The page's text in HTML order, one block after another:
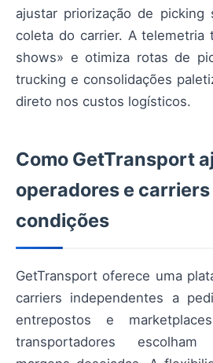
ajustar priorização de picking
coleta do carrier. A telemetria
shows» e otimiza rotas de
trucking e consolidações
direto nos custos logísticos.
Como GetTransport
operadores e
condições
GetTransport oferece uma
carriers independentes a
entrepostos e
transportadores